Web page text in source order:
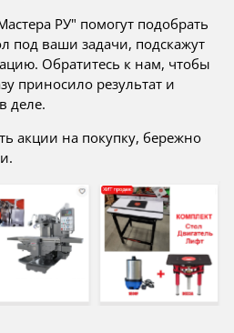
РУ" помогут подобрать
под ваши задачи, подскажут
Обратитесь к нам, чтобы
приносило результат и
деле.
акции на покупку, бережно